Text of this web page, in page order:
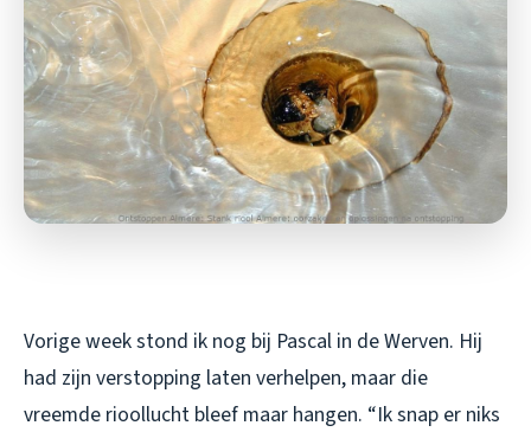
Vorige week stond ik nog bij Pascal in de Werven. Hij
had zijn verstopping laten verhelpen, maar die
vreemde rioollucht bleef maar hangen. “Ik snap er niks